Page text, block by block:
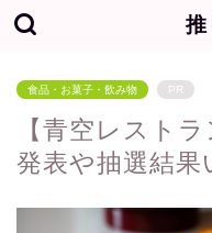
推
食品・お菓子・飲み物 PR
【青空レスト
発表や抽選結果